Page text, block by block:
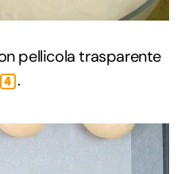
pellicola trasparente
4 .